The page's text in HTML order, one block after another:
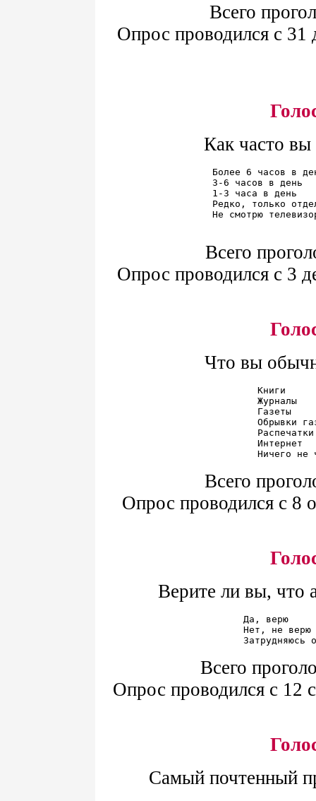
Всего
Опрос проводился с 31
Как часто вы
Более 6 часов
3-6 часов в
1-3 часа в
Редко, только
Не смотрю
Всего
Опрос проводился с 3
Что вы
Книги
Журналы
Газеты
Обрывки
Всего
Опрос проводился с 8
Верите ли вы, что
Да, верю
Нет, не
Всего
Опрос проводился с 12
Самый почтенный